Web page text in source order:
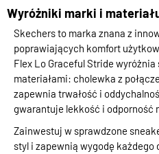
Wyróżniki marki i
Skechers to marka znana z
poprawiających komfort
Flex Lo Graceful Stride
materiałami: cholewka z
zapewnia trwałość i
gwarantuje lekkość i odporność
Zainwestuj w sprawdzone
styl i zapewnią wygodę każdego